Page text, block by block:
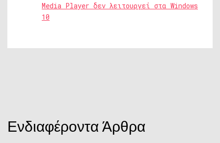
Media Player δεν λειτουργεί στα Windows
10
Ενδιαφέροντα Άρθρα